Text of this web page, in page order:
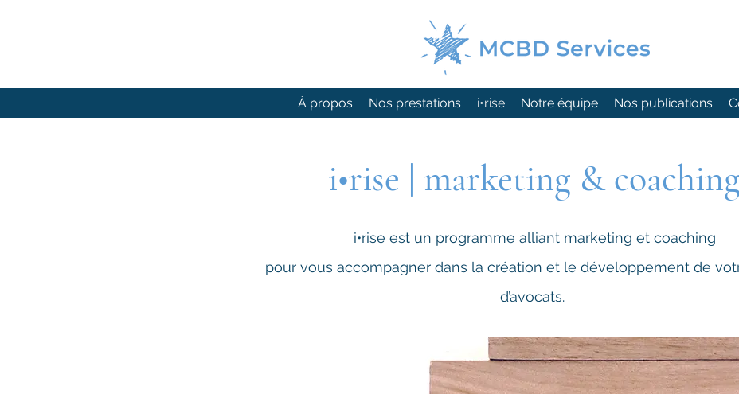
À propos Nos prestations i•rise Notre équipe Nos publications
i•rise | marketing & coaching
i•rise est un programme alliant marketing et coaching
pour vous accompagner dans la création et le développement de
d’avocats.